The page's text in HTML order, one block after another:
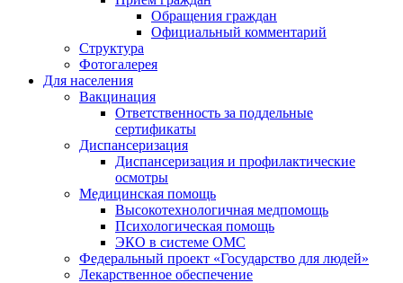
Обращения граждан
Официальный комментарий
Структура
Фотогалерея
Для населения
Вакцинация
Ответственность за поддельные
сертификаты
Диспансеризация
Диспансеризация и профилактические
осмотры
Медицинская помощь
Высокотехнологичная медпомощь
Психологическая помощь
ЭКО в системе ОМС
Федеральный проект «Государство для людей»
Лекарственное обеспечение